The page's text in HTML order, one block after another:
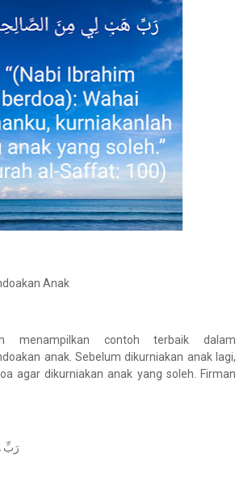
Anak
menampilkan contoh terbaik dalam
anak. Sebelum dikurniakan anak lagi,
agar dikurniakan anak yang soleh. Firman
رَبِّ